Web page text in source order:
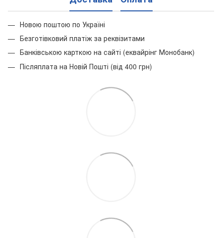
Новою поштою по Україні
Безготівковий платіж за реквізитами
Банківською карткою на сайті (еквайрінг Монобанк)
Післяплата на Новій Пошті (від 400 грн)